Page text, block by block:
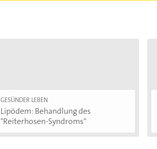
GESÜNDER LEBEN
Lipödem: Behandlung des
"Reiterhosen-Syndroms"